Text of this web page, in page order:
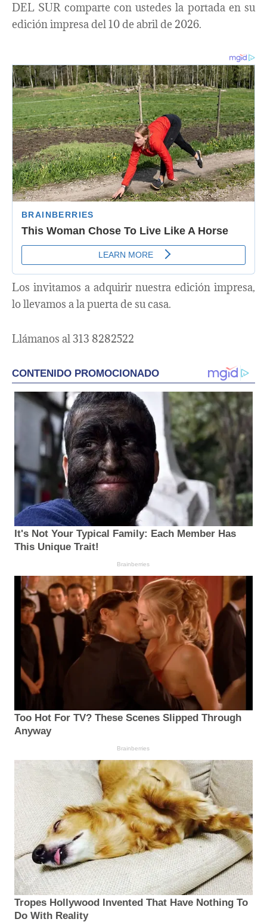
DEL SUR comparte con ustedes la portada en su
edición impresa del 10 de abril de 2026.
Los invitamos a adquirir nuestra edición impresa,
lo llevamos a la puerta de su casa.
Llámanos al 313 8282522